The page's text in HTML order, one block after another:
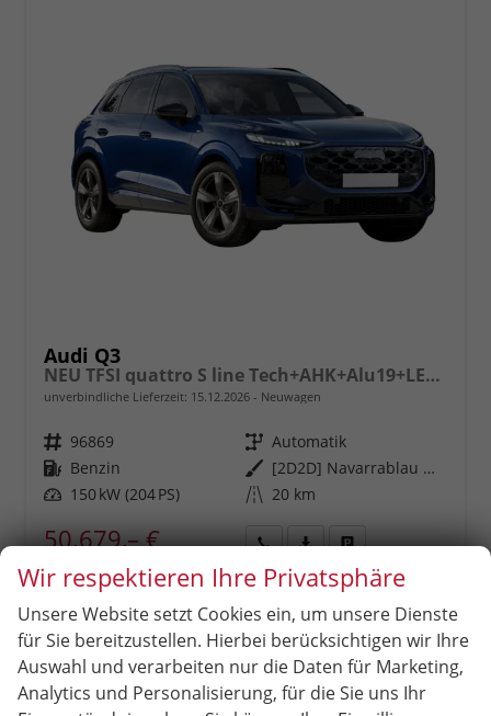
Audi Q3
NEU TFSI quattro S line Tech+AHK+Alu19+LEDplus+KlimaPlus+ExtSchwarz
unverbindliche Lieferzeit: 15.12.2026 Neuwagen
Fahrzeugnr. 96869 Getriebe Automatik
Kraftstoff Benzin Außenfarbe
[2D2D] Navarrablau Metallic
Leistung 150 kW (204 PS) Kilometerstand 20 km
50.679,– €
anfordern
Datei,
drucken
drucken,
oder
vergleichen
Verbrauch kombiniert:8,30 l/100km
CO2-Klasse:G
CO -Emissionen:189,00 g/km
Wir respektieren Ihre Privatsphäre
Unsere Website setzt Cookies ein, um unsere Dienste
für Sie bereitzustellen. Hierbei berücksichtigen wir Ihre
Auswahl und verarbeiten nur die Daten für Marketing,
Analytics und Personalisierung, für die Sie uns Ihr